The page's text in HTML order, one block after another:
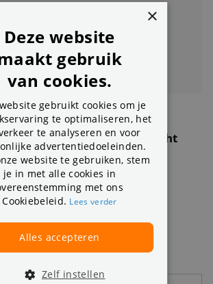
Swann EliteX 12MP
IP-Camera (uitbreiding)?
onze klantenservice:
Swann EliteX 12MP Spotlight
(uitbreiding)
geplaatst voor dit product
×
Deze website
gebruik
van cookies.
gebruikt cookies om je
te optimaliseren, het
te analyseren en voor
advertentiedoeleinden.
website te gebruiken, stem
je in met alle cookies in
met ons
Cookiebeleid. Lees verder
Alles accepteren
Zelf instellen